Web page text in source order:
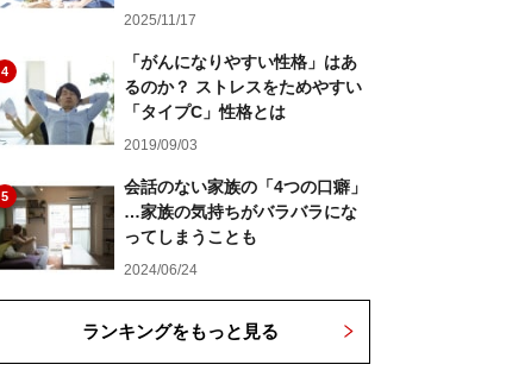
2025/11/17
4
「がんになりやすい性格」はあ
るのか？ ストレスをためやすい
「タイプC」性格とは
2019/09/03
5
会話のない家族の「4つの口癖」
…家族の気持ちがバラバラにな
ってしまうことも
2024/06/24
ランキングをもっと見る